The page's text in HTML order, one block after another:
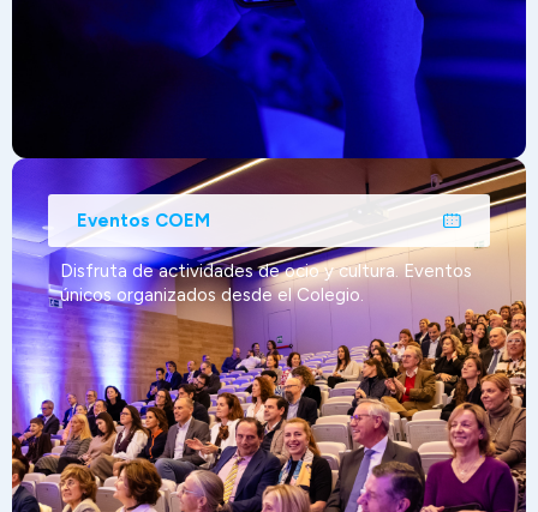
Eventos COEM
Disfruta de actividades de ocio y cultura. Eventos
únicos organizados desde el Colegio.